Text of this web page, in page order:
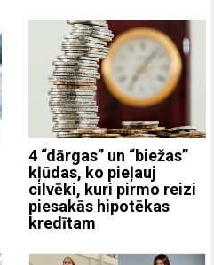
4 “dārgas” un “biežas”
kļūdas, ko pieļauj
cilvēki, kuri pirmo reizi
piesakās hipotēkas
kredītam